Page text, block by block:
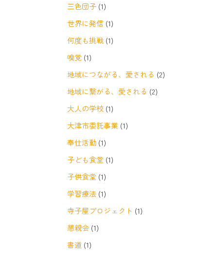
三色団子 (1)
世界に発信 (1)
何度も挑戦 (1)
嗅覚 (1)
地域につながる、愛される (2)
地域に繋がる、愛される (2)
大人の学校 (1)
大津市委託事業 (1)
奉仕活動 (1)
子ども食堂 (1)
子供食堂 (1)
学習療法 (1)
寺子屋プロジェクト (1)
懇親会 (1)
書道 (1)